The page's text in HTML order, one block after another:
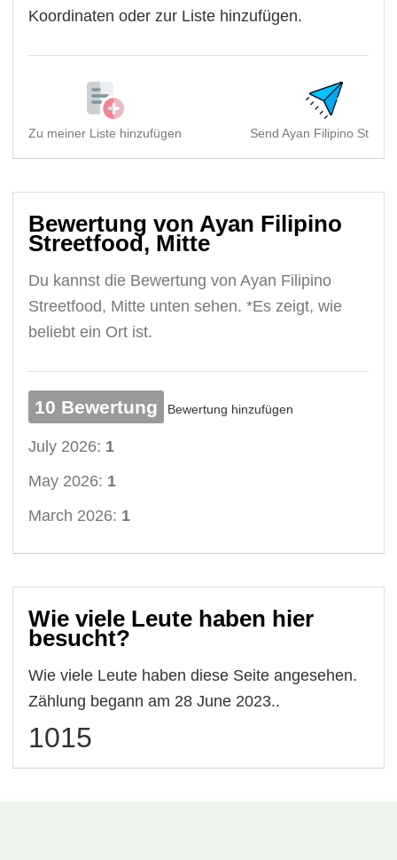
Koordinaten oder zur Liste hinzufügen.
Zu meiner Liste hinzufügen Send Ayan Filipino
Bewertung von Ayan Filipino
Streetfood, Mitte
Du kannst die Bewertung von Ayan Filipino
Streetfood, Mitte unten sehen. *Es zeigt, wie
beliebt ein Ort ist.
10 Bewertung Bewertung hinzufügen
July 2026: 1
May 2026: 1
March 2026: 1
Wie viele Leute haben hier
besucht?
Wie viele Leute haben diese Seite angesehen.
Zählung begann am 28 June 2023..
1015